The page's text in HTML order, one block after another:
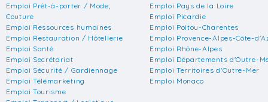
Emploi Prêt-à-porter / Mode,
Couture
Emploi Ressources humaines
Emploi Restauration / Hôtellerie
Emploi Santé
Emploi Secrétariat
Emploi Sécurité / Gardiennage
Emploi Télémarketing
Emploi Tourisme
Emploi Pays de la Loire
Emploi Picardie
Emploi Poitou-Charentes
Emploi Provence-Alpes-Côte-
Emploi Rhône-Alpes
Emploi Départements d'Outre-
Emploi Territoires d'Outre-Mer
Emploi Monaco